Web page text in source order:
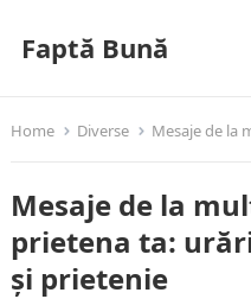
Faptă Bună
Home Diverse Mesaje de la mulți
Mesaje de la
prietena ta:
și prietenie